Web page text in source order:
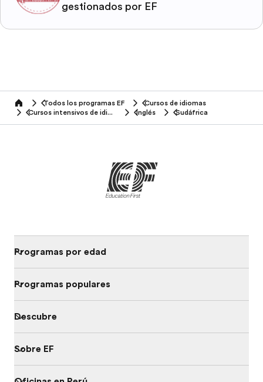
gestionados por EF
home Todos los programas EF
Cursos de idiomas
Cursos intensivos de idiomas
Inglés Sudáfrica
Programas por edad
Programas populares
Descubre
Sobre EF